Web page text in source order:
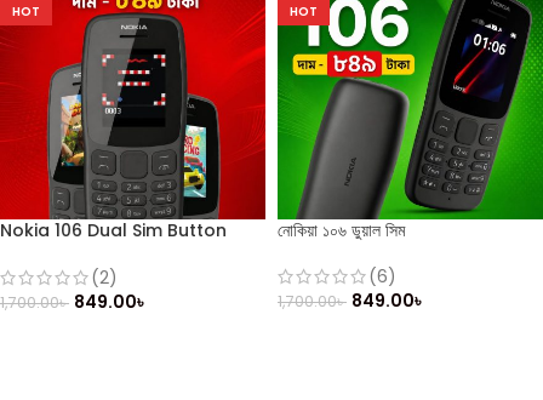
HOT
Nokia 106 Dual Sim Button
(2)
1,700.00৳ 849.00৳
HOT
নোকিয়া ১০৬ ডুয়াল সিম
(6)
1,700.00৳ 849.00৳